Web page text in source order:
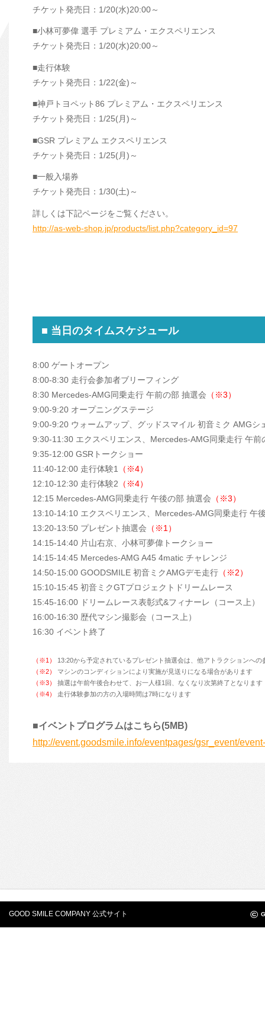
チケット発売日：1/20(水)20:00～
■小林可夢偉 選手 プレミアム・エクスペリエンス
チケット発売日：1/20(水)20:00～
■走行体験
チケット発売日：1/22(金)～
■神戸トヨペット86 プレミアム・エクスペリエンス
チケット発売日：1/25(月)～
■GSR プレミアム エクスペリエンス
チケット発売日：1/25(月)～
■一般入場券
チケット発売日：1/30(土)～
詳しくは下記ページをご覧ください。
http://as-web-shop.jp/products/list.php?category_id=97
■ 当日のタイムスケジュール
8:00 ゲートオープン
8:00-8:30 走行会参加者ブリーフィング
8:30 Mercedes-AMG同乗走行 午前の部 抽選会 （※3）
9:00-9:20 オープニングステージ
9:00-9:20 ウォームアップ、グッドスマイル 初音ミク AMGシ
9:30-11:30 エクスペリエンス、Mercedes-AMG同乗走行 午前
9:35-12:00 GSRトークショー
11:40-12:00 走行体験1
（※4）
12:10-12:30 走行体験2 （※4）
12:15 Mercedes-AMG同乗走行 午後の部 抽選会 （※3）
13:10-14:10 エクスペリエンス、Mercedes-AMG同乗走行 午
13:20-13:50 プレゼント抽選会 （※1）
14:15-14:40 片山右京、小林可夢偉トークショー
14:15-14:45 Mercedes-AMG A45 4matic チャレンジ
14:50-15:00 GOODSMILE 初音ミクAMGデモ走行 （※2）
15:10-15:45 初音ミクGTプロジェクトドリームレース
15:45-16:00 ドリームレース表彰式&フィナーレ（コース上）
16:00-16:30 歴代マシン撮影会（コース上）
16:30 イベント終了
（※1）
13:20から予定されているプレゼント抽選会は、他アトラクションへ
（※2）
マシンのコンディションにより実施が見送りになる場合があります
（※3）
抽選は午前午後合わせて、お一人様1回、なくなり次第終了となります
（※4）
走行体験参加の方の入場時間は7時になります
■イベントプログラムはこちら(5MB)
http://event.goodsmile.info/eventpages/gsr_event/
GOOD SMILE COMPANY 公式サイト ©